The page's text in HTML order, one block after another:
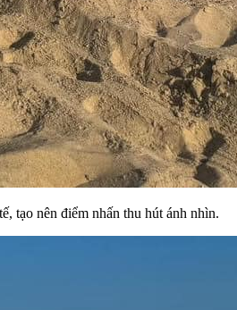
tạo nên điểm nhấn thu hút ánh nhìn.